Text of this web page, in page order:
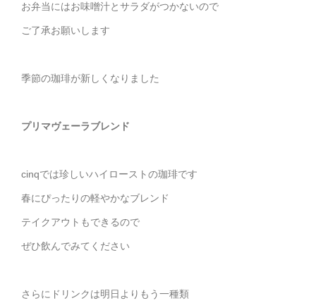
お弁当にはお味噌汁とサラダがつかないので
ご了承お願いします
季節の珈琲が新しくなりました
プリマヴェーラブレンド
cinqでは珍しいハイローストの珈琲です
春にぴったりの軽やかなブレンド
テイクアウトもできるので
ぜひ飲んでみてください
さらにドリンクは明日よりもう一種類